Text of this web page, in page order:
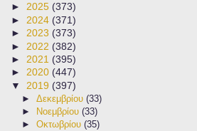
► 2025 (373)
► 2024 (371)
► 2023 (373)
► 2022 (382)
► 2021 (395)
► 2020 (447)
▼ 2019 (397)
►Δεκεμβρίου(33)
►
Νοεμβρίου(33)
►Οκτωβρίου(35)